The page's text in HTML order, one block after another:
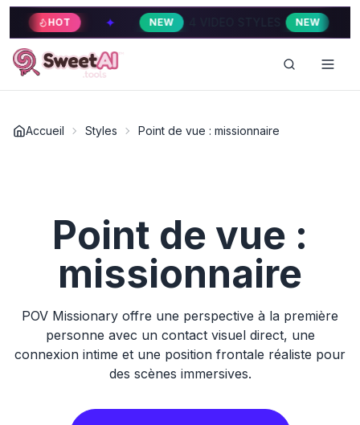
HOT ✦ NEW 4 VIDEO STYLES NEW ✦
Accueil Styles Point de vue : missionnaire
Point de vue :
missionnaire
POV Missionary offre une perspective à la première
personne avec un contact visuel direct, une
connexion intime et une position frontale réaliste pour
des scènes immersives.